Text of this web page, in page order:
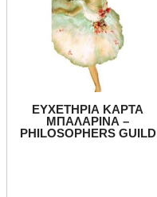
ΕΥΧΕΤΗΡΙΑ ΚΑΡΤΑ
ΜΠΑΛΑΡΙΝΑ –
PHILOSOPHERS GUILD